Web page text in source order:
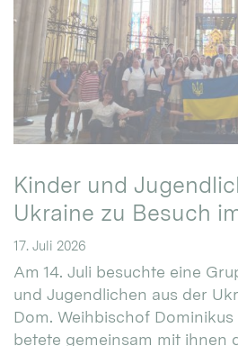
Kinder und
Ukraine zu Besuch
17. Juli 2026
Am 14. Juli besuchte eine
und Jugendlichen aus der
Dom. Weihbischof
betete gemeinsam mit ihnen